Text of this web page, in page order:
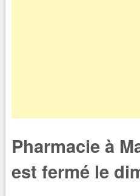
Pharmacie à
est fermé le